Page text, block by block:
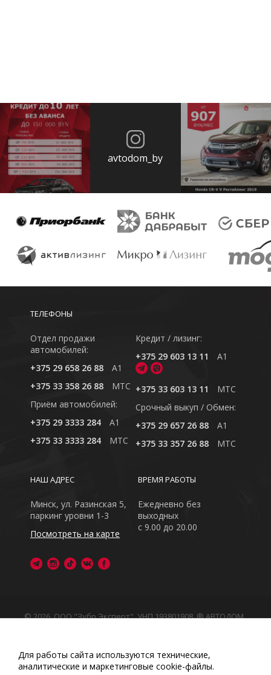
avtodom_by
ТЕЛЕФОНЫ
Отдел продажи
автомобилей:
+375 29 658 26 88
A1
+375 33 358 26 88
MTC
Приём автомобилей:
+375 29 3333 284
A1
+375 33 3333 284
MTC
Кредит / лизинг:
+375 29 603 13 11
A1
+375 33 603 13 11
MTC
Cрочный выкуп / Обмен:
+375 29 657 26 88
A1
+375 33 357 26 88
MTC
ВРЕМЯ РАБОТЫ
Ежедневно без
выходных
с 9.00 до 20.00
НАШ АДРЕС
Минск, ул. Разинская 5,
паркинг уровни 1-3
Посмотреть на карте
© 2026, ООО "Зубр Эксперт", УНП 193801908. ® АВТОДОМ
Обращаем Ваше внимание на то, что данный интернет-
сайт носит исключительно информационный характер
Любое использование либо копирование материалов
Для работы сайта используются технические,
аналитические и маркетинговые сооkіе-файлы.